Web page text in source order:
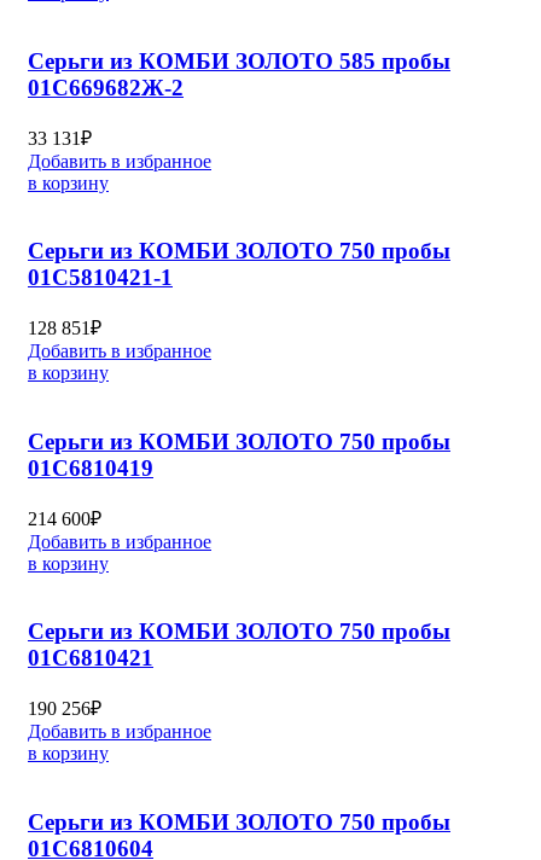
Серьги из КОМБИ ЗОЛОТО 585 пробы
01С669682Ж-2
33 131₽
Добавить в избранное
в корзину
Серьги из КОМБИ ЗОЛОТО 750 пробы
01С5810421-1
128 851₽
Добавить в избранное
в корзину
Серьги из КОМБИ ЗОЛОТО 750 пробы
01С6810419
214 600₽
Добавить в избранное
в корзину
Серьги из КОМБИ ЗОЛОТО 750 пробы
01С6810421
190 256₽
Добавить в избранное
в корзину
Серьги из КОМБИ ЗОЛОТО 750 пробы
01С6810604